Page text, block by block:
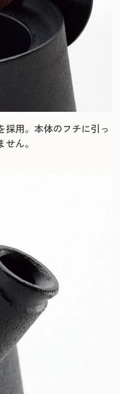
採用。本体のフチに引っ
ん。